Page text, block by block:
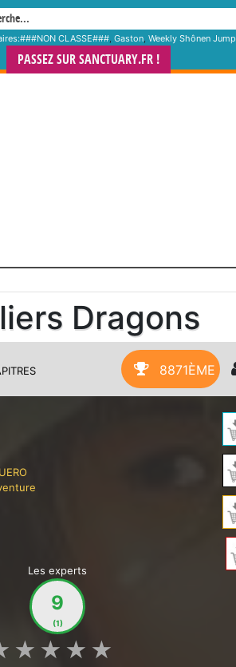
###NON CLASSE###, Gaston, Weekly Shônen Jump
PASSEZ SUR SANCTUARY.FR !
Dragons
8871ÈME
Les experts
9
(1)
★
★
★
★